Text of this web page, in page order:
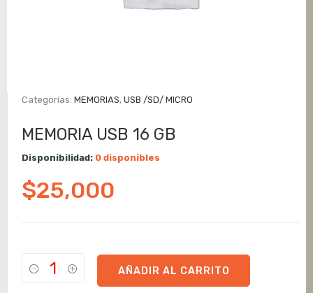
Categorías:MEMORIAS,USB /SD/ MICRO
MEMORIA USB 16 GB
Disponibilidad: 0 disponibles
$25,000
AÑADIR AL CARRITO